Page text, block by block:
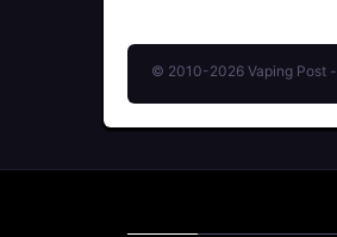
© 2010-2026 Vaping Post -